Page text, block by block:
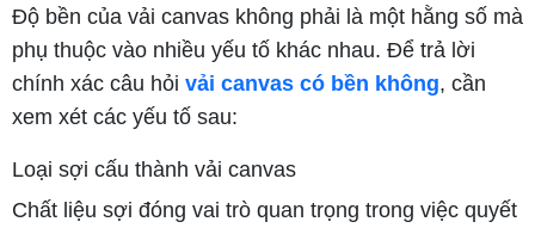
Độ bền của vải canvas không phải là một hằng số mà
phụ thuộc vào nhiều yếu tố khác nhau. Để trả lời
chính xác câu hỏi vải canvas có bền không, cần
xem xét các yếu tố sau:
Loại sợi cấu thành vải canvas
Chất liệu sợi đóng vai trò quan trọng trong việc quyết